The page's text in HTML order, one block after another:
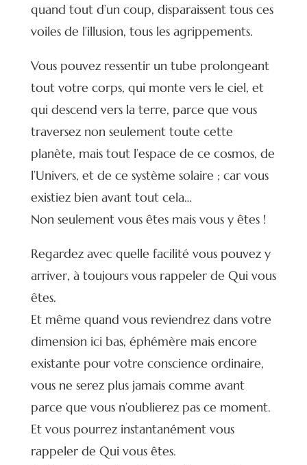
quand tout d’un coup, disparaissent tous ces
voiles de l’illusion, tous les agrippements.
Vous pouvez ressentir un tube prolongeant
tout votre corps, qui monte vers le ciel, et
qui descend vers la terre, parce que vous
traversez non seulement toute cette
planète, mais tout l’espace de ce cosmos, de
l’Univers, et de ce système solaire ; car vous
existiez bien avant tout cela…
Non seulement vous êtes mais vous y êtes !
Regardez avec quelle facilité vous pouvez y
arriver, à toujours vous rappeler de Qui vous
êtes.
Et même quand vous reviendrez dans votre
dimension ici bas, éphémère mais encore
existante pour votre conscience ordinaire,
vous ne serez plus jamais comme avant
parce que vous n’oublierez pas ce moment.
Et vous pourrez instantanément vous
rappeler de Qui vous êtes.